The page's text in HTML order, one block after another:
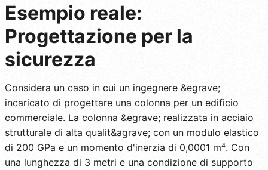
Esempio reale:
Progettazione per la
sicurezza
Considera un caso in cui un ingegnere &egrave;
incaricato di progettare una colonna per un edificio
commerciale. La colonna &egrave; realizzata in acciaio
strutturale di alta qualit&agrave; con un modulo elastico
di 200 GPa e un momento d'inerzia di 0,0001 m⁴. Con
una lunghezza di 3 metri e una condizione di supporto